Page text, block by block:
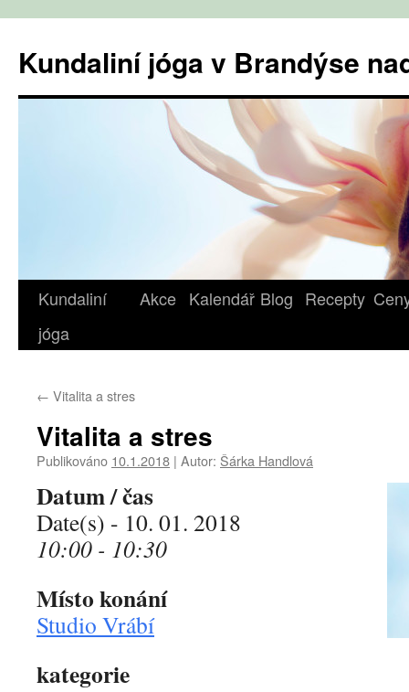
obsahu
webu
Kundaliní jóga v Brandýse
Kundaliní
jóga
Akce Kalendář Blog Recepty
← Vitalita a stres
Vitalita a stres
Publikováno 10.1.2018 | Autor: Šárka Handlová
Datum / čas
Date(s) - 10. 01. 2018
10:00 - 10:30
Místo konání
Studio Vrábí
kategorie